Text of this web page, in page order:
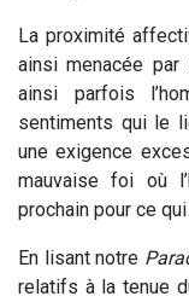
La proximité
ainsi menacée par
ainsi parfois
sentiments qui le
une exigence
mauvaise foi où
prochain pour ce
En lisant notre
relatifs à la tenue